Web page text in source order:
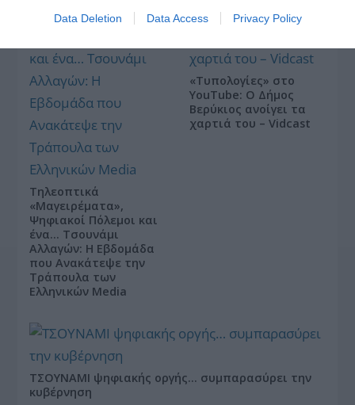
Data Deletion Data Access Privacy Policy
Τηλεοπτικά
«Μαγειρέματα»,
Ψηφιακοί Πόλεμοι και
ένα… Τσουνάμι
Αλλαγών: Η Εβδομάδα
που Ανακάτεψε την
Τράπουλα των
Ελληνικών Media
«Τυπολογίες» στο
YouTube: Ο Δήμος
Βερύκιος ανοίγει τα
χαρτιά του – Vidcast
ΤΣΟΥΝΑΜΙ ψηφιακής οργής… συμπαρασύρει την
κυβέρνηση